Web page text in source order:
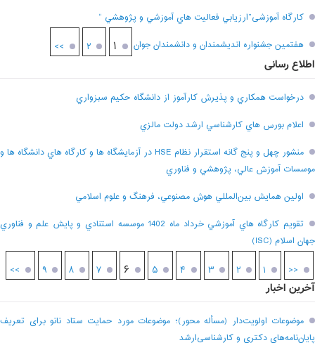
کارگاه آموزشی”ارزيابي فعاليت هاي آموزشي و پژوهشي “
هفتمين جشنواره انديشمندان و دانشمندان جوان
۱ ۲ >>
اطلاع رسانی
درخواست همکاري و پذيرش کارآموز از دانشگاه حکيم سبزواري
اعلام بورس هاي کارشناسي ارشد دولت مالزي
منشور چهل و پنج گانه استقرار نظام HSE در آزمايشگاه ها و کارگاه هاي دانشگاه ها و
موسسات آموزش عالي، پژوهشي و فناوري
اولين همايش بين‌المللي هوش مصنوعي، فرهنگ و علوم اسلامي
تقويم کارگاه هاي آموزشي خرداد ماه 1402 موسسه استنادي و پايش علم و فناوري
جهان اسلام (ISC)
<< ۱ ۲ ۳ ۴ ۵ ۶ ۷ ۸ ۹ >>
آخرین اخبار
موضوعات اولویت‌دار (مسأله محور)؛ موضوعات مورد حمایت ستاد نانو برای تعریف
پایان‌نامه‌های دکتری و کارشناسی‌ارشد